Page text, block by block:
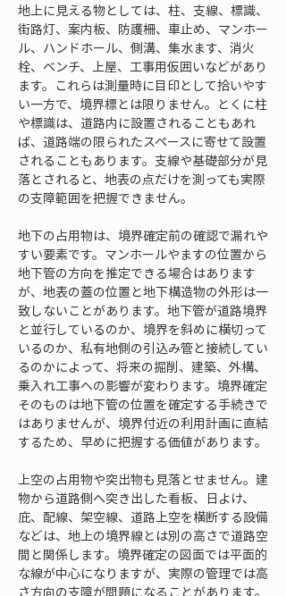
地上に見える物としては、柱、支線、標識、
街路灯、案内板、防護柵、車止め、マンホー
ル、ハンドホール、側溝、集水ます、消火
栓、ベンチ、上屋、工事用仮囲いなどがあり
ます。これらは測量時に目印として拾いやす
い一方で、境界標とは限りません。とくに柱
や標識は、道路内に設置されることもあれ
ば、道路端の限られたスペースに寄せて設置
されることもあります。支線や基礎部分が見
落とされると、地表の点だけを測っても実際
の支障範囲を把握できません。
地下の占用物は、境界確定前の確認で漏れや
すい要素です。マンホールやますの位置から
地下管の方向を推定できる場合はあります
が、地表の蓋の位置と地下構造物の外形は一
致しないことがあります。地下管が道路境界
と並行しているのか、境界を斜めに横切って
いるのか、私有地側の引込み管と接続してい
るのかによって、将来の掘削、建築、外構、
乗入れ工事への影響が変わります。境界確定
そのものは地下管の位置を確定する手続きで
はありませんが、境界付近の利用計画に直結
するため、早めに把握する価値があります。
上空の占用物や突出物も見落とせません。建
物から道路側へ突き出した看板、日よけ、
庇、配線、架空線、道路上空を横断する設備
などは、地上の境界線とは別の高さで道路空
間と関係します。境界確定の図面では平面的
な線が中心になりますが、実際の管理では高
さ方向の支障が問題になることがあります。